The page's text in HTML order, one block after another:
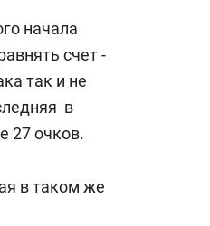
начала
счет -
так и не
в
27 очков.
в таком же
работа
ментальным и физическим
как основа
антихрупких команд